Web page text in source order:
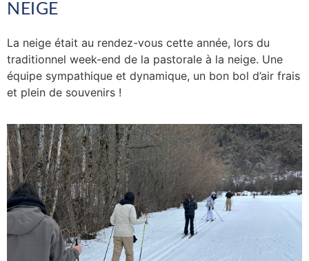
NEIGE
La neige était au rendez-vous cette année, lors du
traditionnel week-end de la pastorale à la neige. Une
équipe sympathique et dynamique, un bon bol d’air frais
et plein de souvenirs !